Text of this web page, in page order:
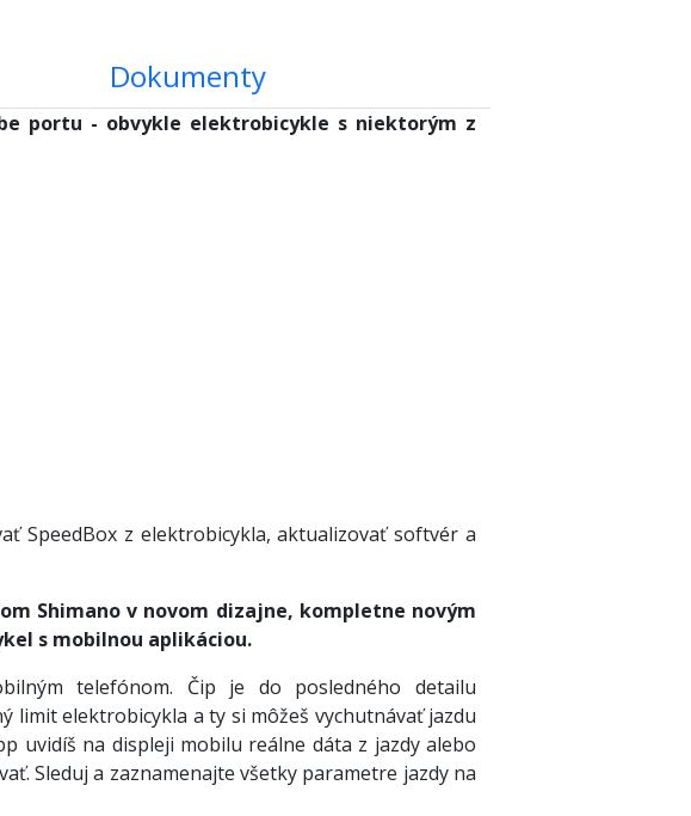
Dokumenty
portu - obvykle elektrobicykle s niektorým z
SpeedBox z elektrobicykla, aktualizovať softvér a
Shimano v novom dizajne, kompletne novým
s mobilnou aplikáciou.
telefónom. Čip je do posledného detailu
limit elektrobicykla a ty si môžeš vychutnávať jazdu
uvidíš na displeji mobilu reálne dáta z jazdy alebo
Sleduj a zaznamenajte všetky parametre jazdy na